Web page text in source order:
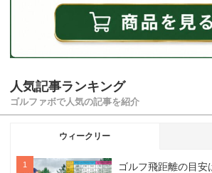
人気記事ランキング
ゴルファボで人気の記事を紹介
ウィークリー
ゴルフ飛距離の目安